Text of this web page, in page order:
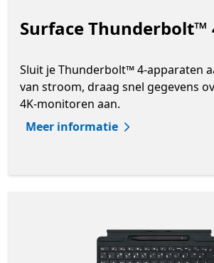
Surface Thunderbolt™
Sluit je Thunderbolt™ 4-apparaten
van stroom, draag snel gegevens
4K-monitoren aan.
Meer informatie